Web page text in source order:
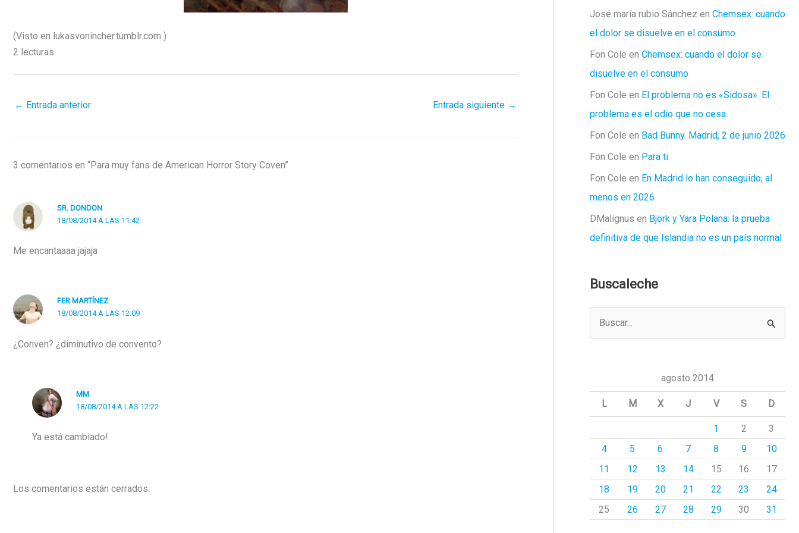
(Visto en lukasvonincher.tumblr.com )
2 lecturas
← Entrada anterior Entrada siguiente →
3 comentarios en “Para muy fans de American Horror Story Coven”
SR. DONDON
18/08/2014 A LAS 11:42
Me encantaaaa jajaja
FER MARTÍNEZ
18/08/2014 A LAS 12:09
¿Conven? ¿diminutivo de convento?
MM
18/08/2014 A LAS 12:22
Ya está cambiado!
Los comentarios están cerrados.
José maría rubio Sánchez en Chemsex: cuando
el dolor se disuelve en el consumo
Fon Cole en Chemsex: cuando el dolor se
disuelve en el consumo
Fon Cole en El problema no es «Sidosa». El
problema es el odio que no cesa.
Fon Cole en Bad Bunny. Madrid, 2 de junio 2026
Fon Cole en Para ti
Fon Cole en En Madrid lo han conseguido, al
menos en 2026
DMalignus en Björk y Yara Polana: la prueba
definitiva de que Islandia no es un país normal
Buscaleche
a
agosto 2014
L M X J V S D
1 2
3
4
5 6 7 8 9
10
11
12 13 14 15 16
17
18
19 20 21 22 23
24
25
26 27 28 29 30 31